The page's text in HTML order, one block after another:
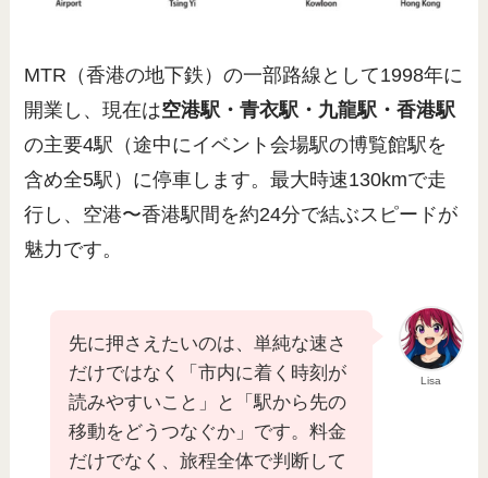
MTR（香港の地下鉄）の一部路線として1998年に
開業し、現在は空港駅・青衣駅・九龍駅・香港駅
の主要4駅（途中にイベント会場駅の博覧館駅を
含め全5駅）に停車します。最大時速130kmで走
行し、空港〜香港駅間を約24分で結ぶスピードが
魅力です。
Lisa
先に押さえたいのは、単純な速さ
だけではなく「市内に着く時刻が
読みやすいこと」と「駅から先の
移動をどうつなぐか」です。料金
だけでなく、旅程全体で判断して